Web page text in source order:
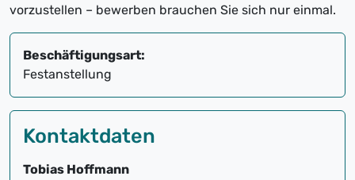
vorzustellen – bewerben brauchen Sie sich nur einmal.
Beschäftigungsart:
Festanstellung
Kontaktdaten
Tobias Hoffmann